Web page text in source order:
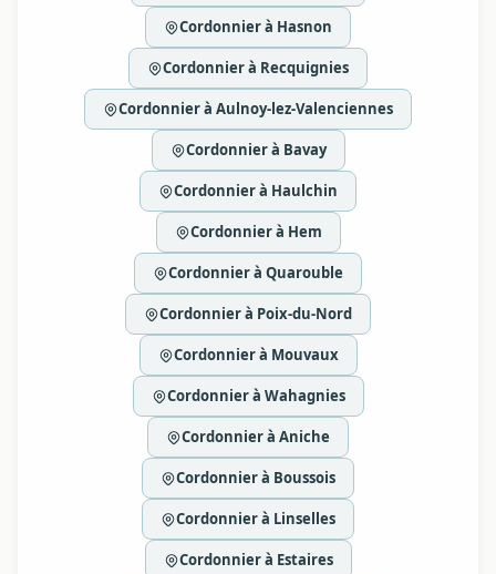
Cordonnier à Hasnon
Cordonnier à Recquignies
Cordonnier à Aulnoy-lez-Valenciennes
Cordonnier à Bavay
Cordonnier à Haulchin
Cordonnier à Hem
Cordonnier à Quarouble
Cordonnier à Poix-du-Nord
Cordonnier à Mouvaux
Cordonnier à Wahagnies
Cordonnier à Aniche
Cordonnier à Boussois
Cordonnier à Linselles
Cordonnier à Estaires